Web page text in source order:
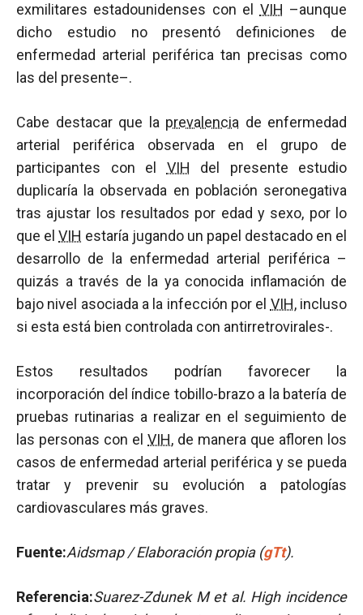
exmilitares estadounidenses con el VIH –aunque
dicho estudio no presentó definiciones de
enfermedad arterial periférica tan precisas como
las del presente–.
Cabe destacar que la prevalencia de enfermedad
arterial periférica observada en el grupo de
participantes con el VIH del presente estudio
duplicaría la observada en población seronegativa
tras ajustar los resultados por edad y sexo, por lo
que el VIH estaría jugando un papel destacado en el
desarrollo de la enfermedad arterial periférica –
quizás a través de la ya conocida inflamación de
bajo nivel asociada a la infección por el VIH, incluso
si esta está bien controlada con antirretrovirales-.
Estos resultados podrían favorecer la
incorporación del índice tobillo-brazo a la batería de
pruebas rutinarias a realizar en el seguimiento de
las personas con el VIH, de manera que afloren los
casos de enfermedad arterial periférica y se pueda
tratar y prevenir su evolución a patologías
cardiovasculares más graves.
Fuente:Aidsmap / Elaboración propia (gTt).
Referencia:Suarez-Zdunek M et al. High incidence